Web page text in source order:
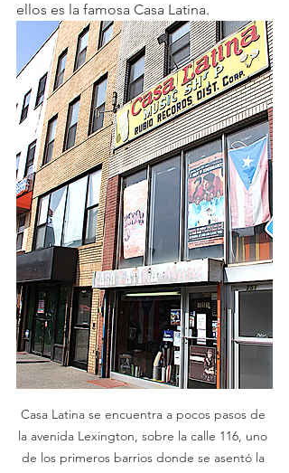
ellos es la famosa Casa Latina.
Casa Latina se encuentra a pocos pasos de
la avenida Lexington, sobre la calle 116, uno
de los primeros barrios donde se asentó la